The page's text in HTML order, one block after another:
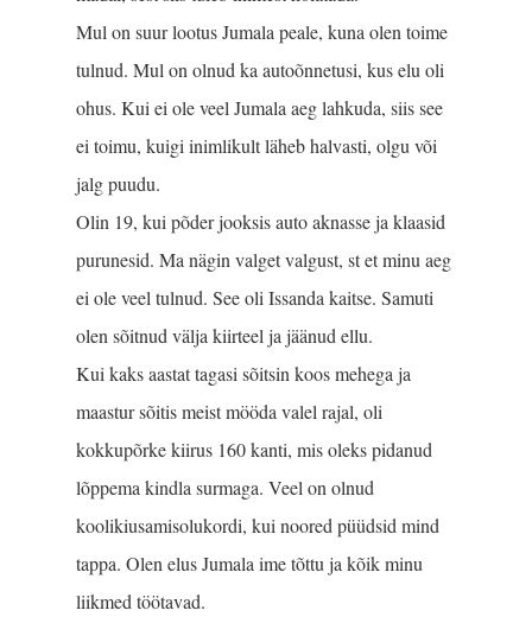
Mul on suur lootus Jumala peale, kuna olen toime
tulnud. Mul on olnud ka autoõnnetusi, kus elu oli
ohus. Kui ei ole veel Jumala aeg lahkuda, siis see
ei toimu, kuigi inimlikult läheb halvasti, olgu või
jalg puudu.
Olin 19, kui põder jooksis auto aknasse ja klaasid
purunesid. Ma nägin valget valgust, st et minu aeg
ei ole veel tulnud. See oli Issanda kaitse. Samuti
olen sõitnud välja kiirteel ja jäänud ellu.
Kui kaks aastat tagasi sõitsin koos mehega ja
maastur sõitis meist mööda valel rajal, oli
kokkupõrke kiirus 160 kanti, mis oleks pidanud
lõppema kindla surmaga. Veel on olnud
koolikiusamisolukordi, kui noored püüdsid mind
tappa. Olen elus Jumala ime tõttu ja kõik minu
liikmed töötavad.